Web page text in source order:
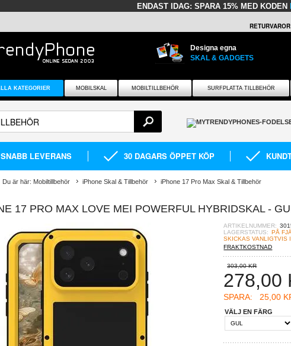
ENDAST IDAG: SPARA 15% MED KODEN
RETURVAROR
Designa egna
SKAL & GADGETS
KATEGORIER MOBILSKAL MOBILTILLBEHÖR SURFPLATTA TILLBEHÖR
SNABB LEVERANS 30 DAGARS ÖPPET KÖP
Du är här: Mobiltillbehör iPhone Skal & Tillbehör iPhone 17 Pro Max Skal & Tillbehör
17 PRO MAX LOVE MEI POWERFUL HYBRIDSKAL -
ARTIKELNUMMER:
LAGERSTATUS: PÅ
SKICKAS VANLIGTVIS
FRAKTKOSTNAD
303,00 KR
278,00
SPARA: 25,00
VÄLJ EN FÄRG